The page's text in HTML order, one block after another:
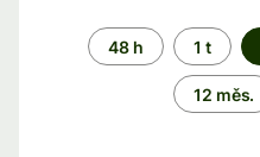
Časové
období
48 h 1 t
12 měs.